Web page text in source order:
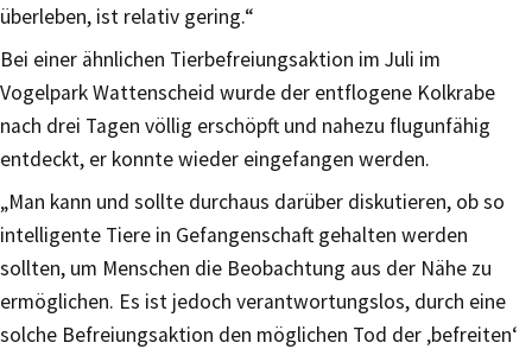
überleben, ist relativ gering.“
Bei einer ähnlichen Tierbefreiungsaktion im Juli im
Vogelpark Wattenscheid wurde der entflogene Kolkrabe
nach drei Tagen völlig erschöpft und nahezu flugunfähig
entdeckt, er konnte wieder eingefangen werden.
„Man kann und sollte durchaus darüber diskutieren, ob so
intelligente Tiere in Gefangenschaft gehalten werden
sollten, um Menschen die Beobachtung aus der Nähe zu
ermöglichen. Es ist jedoch verantwortungslos, durch eine
solche Befreiungsaktion den möglichen Tod der ‚befreiten‘